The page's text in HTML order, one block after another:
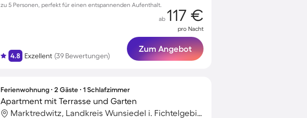
zu 5 Personen, perfekt für einen entspannenden Aufenthalt.
4.8 Exzellent (39 Bewertungen)
ab 117 €
pro Nacht
Zum Angebot
Ferienwohnung ∙ 2 Gäste ∙ 1 Schlafzimmer
Apartment mit Terrasse und Garten
Marktredwitz, Landkreis Wunsiedel i. Fichtelgebirge, Deutschland